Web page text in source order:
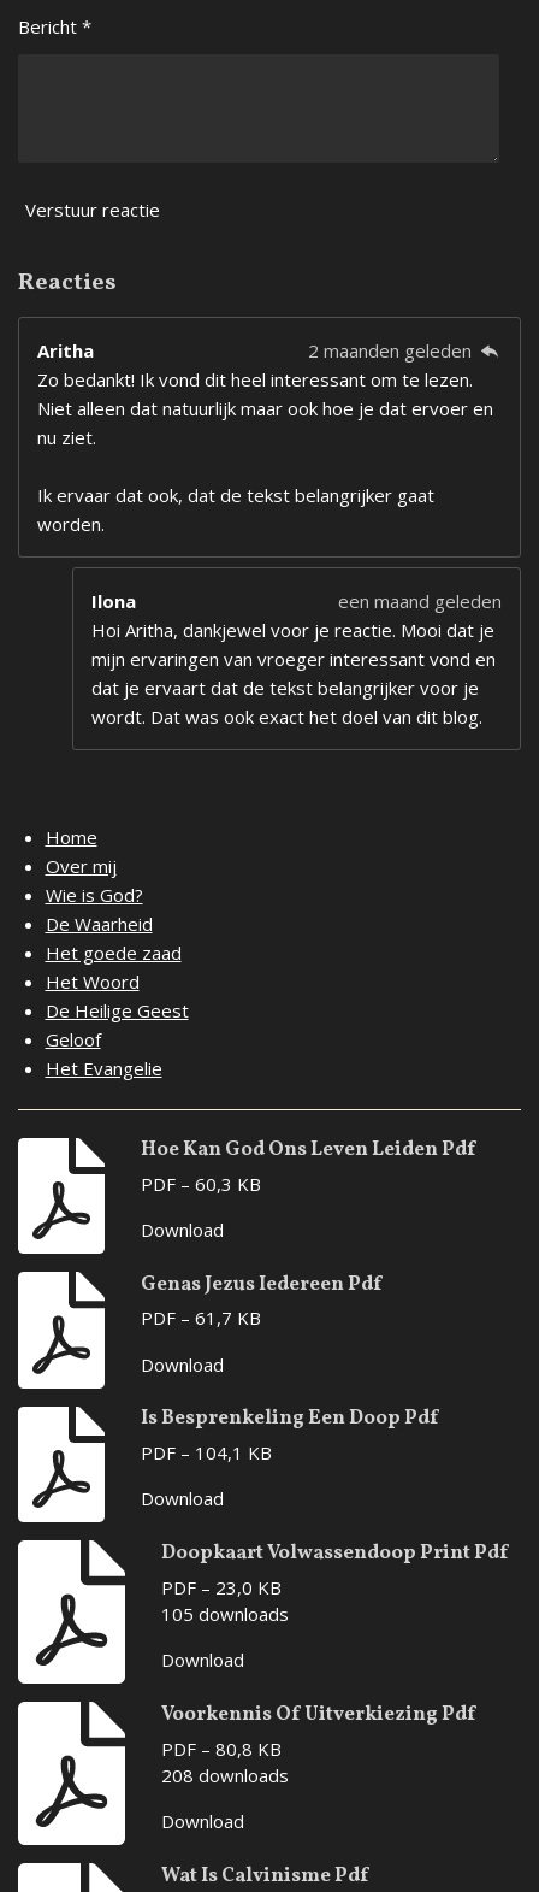
Bericht *
Verstuur reactie
Reacties
Aritha
2 maanden geleden
Zo bedankt! Ik vond dit heel interessant om te lezen.
Niet alleen dat natuurlijk maar ook hoe je dat ervoer en
nu ziet.
Ik ervaar dat ook, dat de tekst belangrijker gaat
worden.
Ilona
een maand geleden
Hoi Aritha, dankjewel voor je reactie. Mooi dat je
mijn ervaringen van vroeger interessant vond en
dat je ervaart dat de tekst belangrijker voor je
wordt. Dat was ook exact het doel van dit blog.
Home
Over mij
Wie is God?
De Waarheid
Het goede zaad
Het Woord
De Heilige Geest
Geloof
Het Evangelie
Hoe Kan God Ons Leven Leiden Pdf
PDF – 60,3 KB
Download
Genas Jezus Iedereen Pdf
PDF – 61,7 KB
Download
Is Besprenkeling Een Doop Pdf
PDF – 104,1 KB
Download
Doopkaart Volwassendoop Print Pdf
PDF – 23,0 KB
105 downloads
Download
Voorkennis Of Uitverkiezing Pdf
PDF – 80,8 KB
208 downloads
Download
Wat Is Calvinisme Pdf